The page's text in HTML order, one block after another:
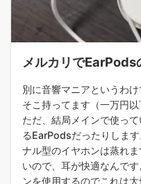
メルカリでEarPods
別に音響マニアというわ
そこ持ってます（一万円
ただ、結局メインで使っ
るEarPodsだったりしま
ナル型のイヤホンは蒸れ
いので、耳が快適なんで
ンを使用するのでこれは